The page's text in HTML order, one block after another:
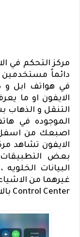
مركز التحكم في
دائماً
في هواتف ابل و
الايفون او ما
التنقل و
الموجوده في
اصبعك من اسفل
الايفون تشاهد
بعض
البيانات
غيرهما من
Control Center